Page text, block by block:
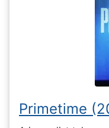
Primetime